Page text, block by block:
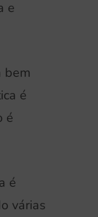
e
bem
é
é
é
várias